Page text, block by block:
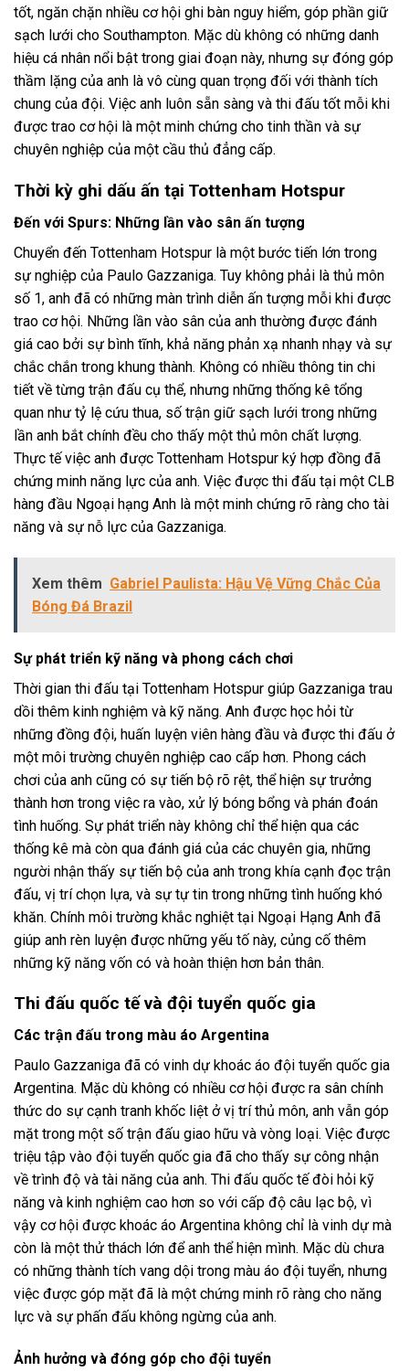
tốt, ngăn chặn nhiều cơ hội ghi bàn nguy hiểm, góp phần giữ
sạch lưới cho Southampton. Mặc dù không có những danh
hiệu cá nhân nổi bật trong giai đoạn này, nhưng sự đóng góp
thầm lặng của anh là vô cùng quan trọng đối với thành tích
chung của đội. Việc anh luôn sẵn sàng và thi đấu tốt mỗi khi
được trao cơ hội là một minh chứng cho tinh thần và sự
chuyên nghiệp của một cầu thủ đẳng cấp.
Thời kỳ ghi dấu ấn tại Tottenham Hotspur
Đến với Spurs: Những lần vào sân ấn tượng
Chuyển đến Tottenham Hotspur là một bước tiến lớn trong
sự nghiệp của Paulo Gazzaniga. Tuy không phải là thủ môn
số 1, anh đã có những màn trình diễn ấn tượng mỗi khi được
trao cơ hội. Những lần vào sân của anh thường được đánh
giá cao bởi sự bình tĩnh, khả năng phản xạ nhanh nhạy và sự
chắc chắn trong khung thành. Không có nhiều thông tin chi
tiết về từng trận đấu cụ thể, nhưng những thống kê tổng
quan như tỷ lệ cứu thua, số trận giữ sạch lưới trong những
lần anh bắt chính đều cho thấy một thủ môn chất lượng.
Thực tế việc anh được Tottenham Hotspur ký hợp đồng đã
chứng minh năng lực của anh. Việc được thi đấu tại một CLB
hàng đầu Ngoại hạng Anh là một minh chứng rõ ràng cho tài
năng và sự nỗ lực của Gazzaniga.
Xem thêm Gabriel Paulista: Hậu Vệ Vững Chắc Của
Bóng Đá Brazil
Sự phát triển kỹ năng và phong cách chơi
Thời gian thi đấu tại Tottenham Hotspur giúp Gazzaniga trau
dồi thêm kinh nghiệm và kỹ năng. Anh được học hỏi từ
những đồng đội, huấn luyện viên hàng đầu và được thi đấu ở
một môi trường chuyên nghiệp cao cấp hơn. Phong cách
chơi của anh cũng có sự tiến bộ rõ rệt, thể hiện sự trưởng
thành hơn trong việc ra vào, xử lý bóng bổng và phán đoán
tình huống. Sự phát triển này không chỉ thể hiện qua các
thống kê mà còn qua đánh giá của các chuyên gia, những
người nhận thấy sự tiến bộ của anh trong khía cạnh đọc trận
đấu, vị trí chọn lựa, và sự tự tin trong những tình huống khó
khăn. Chính môi trường khắc nghiệt tại Ngoại Hạng Anh đã
giúp anh rèn luyện được những yếu tố này, củng cố thêm
những kỹ năng vốn có và hoàn thiện hơn bản thân.
Thi đấu quốc tế và đội tuyển quốc gia
Các trận đấu trong màu áo Argentina
Paulo Gazzaniga đã có vinh dự khoác áo đội tuyển quốc gia
Argentina. Mặc dù không có nhiều cơ hội được ra sân chính
thức do sự cạnh tranh khốc liệt ở vị trí thủ môn, anh vẫn góp
mặt trong một số trận đấu giao hữu và vòng loại. Việc được
triệu tập vào đội tuyển quốc gia đã cho thấy sự công nhận
về trình độ và tài năng của anh. Thi đấu quốc tế đòi hỏi kỹ
năng và kinh nghiệm cao hơn so với cấp độ câu lạc bộ, vì
vậy cơ hội được khoác áo Argentina không chỉ là vinh dự mà
còn là một thử thách lớn để anh thể hiện mình. Mặc dù chưa
có những thành tích vang dội trong màu áo đội tuyển, nhưng
việc được góp mặt đã là một chứng minh rõ ràng cho năng
lực và sự phấn đấu không ngừng của anh.
Ảnh hưởng và đóng góp cho đội tuyển